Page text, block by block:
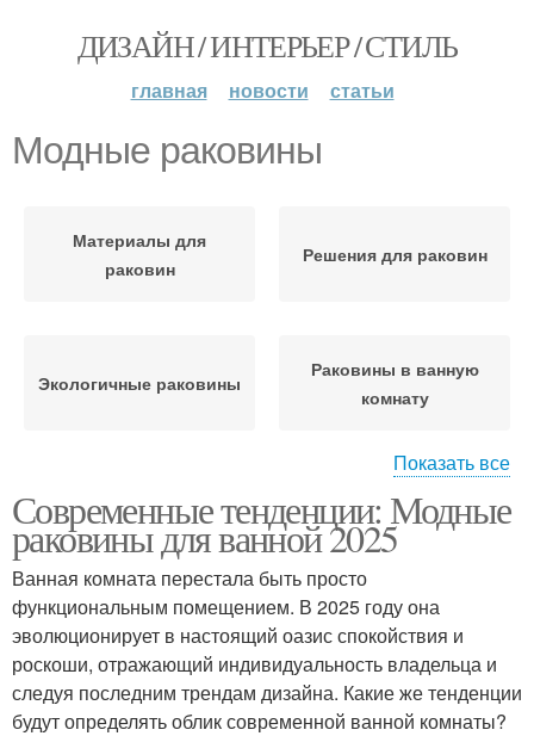
ДИЗАЙН / ИНТЕРЬЕР / СТИЛЬ
главная новости статьи
Модные раковины
Материалы для
раковин
Решения для раковин
Экологичные раковины
Раковины в ванную
комнату
Овальная раковина Круглая раковина
Полукруглая раковина Квадратная раковина
Показать все
Современные тенденции: Модные
раковины для ванной 2025
Ванная комната перестала быть просто
функциональным помещением. В 2025 году она
эволюционирует в настоящий оазис спокойствия и
роскоши, отражающий индивидуальность владельца и
следуя последним трендам дизайна. Какие же тенденции
будут определять облик современной ванной комнаты?